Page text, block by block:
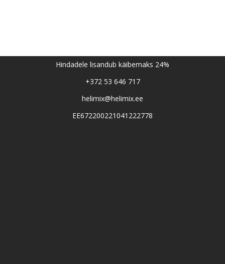
Hindadele lisandub käibemaks 24%
+372 53 646 717
helimix@helimix.ee
EE672200221041222778